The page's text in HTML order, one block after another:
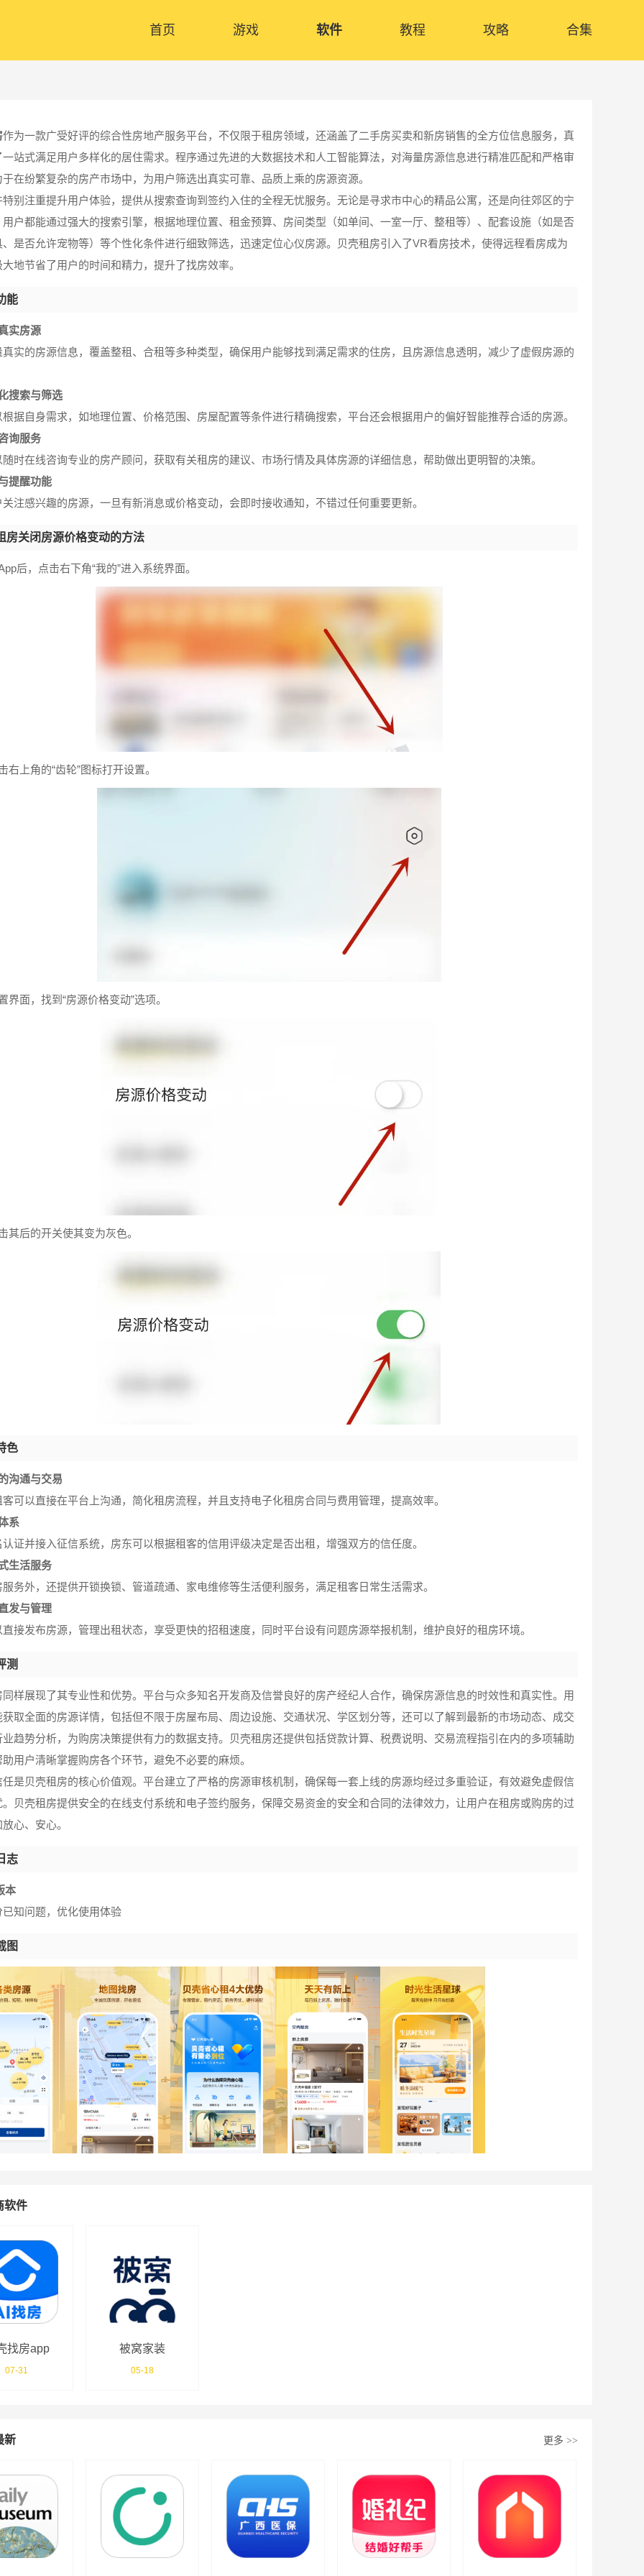
首页 游戏 软件 教程 攻略 合集
作为一款广受好评的综合性房地产服务平台，不仅限于租房领域，还涵盖了二手房买卖和新房销售的全方位信息服务，真
一站式满足用户多样化的居住需求。程序通过先进的大数据技术和人工智能算法，对海量房源信息进行精准匹配和严格审
在纷繁复杂的房产市场中，为用户筛选出真实可靠、品质上乘的房源资源。
特别注重提升用户体验，提供从搜索查询到签约入住的全程无忧服务。无论是寻求市中心的精品公寓，还是向往郊区的宁
用户都能通过强大的搜索引擎，根据地理位置、租金预算、房间类型（如单间、一室一厅、整租等）、配套设施（如是否
、是否允许宠物等）等个性化条件进行细致筛选，迅速定位心仪房源。贝壳租房引入了VR看房技术，使得远程看房成为
地节省了用户的时间和精力，提升了找房效率。
能
实房源
真实的房源信息，覆盖整租、合租等多种类型，确保用户能够找到满足需求的住房，且房源信息透明，减少了虚假房源的
搜索与筛选
据自身需求，如地理位置、价格范围、房屋配置等条件进行精确搜索，平台还会根据用户的偏好智能推荐合适的房源。
询服务
时在线咨询专业的房产顾问，获取有关租房的建议、市场行情及具体房源的详细信息，帮助做出更明智的决策。
提醒功能
注感兴趣的房源，一旦有新消息或价格变动，会即时接收通知，不错过任何重要更新。
房关闭房源价格变动的方法
后，点击右下角“我的”进入系统界面。
右上角的“齿轮”图标打开设置。
界面，找到“房源价格变动”选项。
其后的开关使其变为灰色。
色
沟通与交易
可以直接在平台上沟通，简化租房流程，并且支持电子化租房合同与费用管理，提高效率。
系
证并接入征信系统，房东可以根据租客的信用评级决定是否出租，增强双方的信任度。
生活服务
务外，还提供开锁换锁、管道疏通、家电维修等生活便利服务，满足租客日常生活需求。
发与管理
接发布房源，管理出租状态，享受更快的招租速度，同时平台设有问题房源举报机制，维护良好的租房环境。
测
样展现了其专业性和优势。平台与众多知名开发商及信誉良好的房产经纪人合作，确保房源信息的时效性和真实性。用
获取全面的房源详情，包括但不限于房屋布局、周边设施、交通状况、学区划分等，还可以了解到最新的市场动态、成交
业趋势分析，为购房决策提供有力的数据支持。贝壳租房还提供包括贷款计算、税费说明、交易流程指引在内的多项辅助
用户清晰掌握购房各个环节，避免不必要的麻烦。
任是贝壳租房的核心价值观。平台建立了严格的房源审核机制，确保每一套上线的房源均经过多重验证，有效避免虚假信
。贝壳租房提供安全的在线支付系统和电子签约服务，保障交易资金的安全和合同的法律效力，让用户在租房或购房的过
心、安心。
志
本
已知问题，优化使用体验
图
软件
找房app
07-31
被窝家装
05-18
新 更多 >>